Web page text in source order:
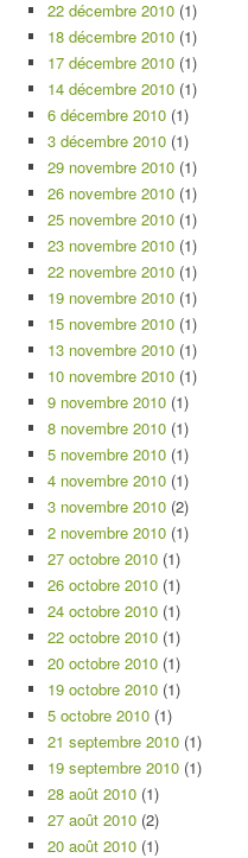
22 décembre 2010 (1)
18 décembre 2010 (1)
17 décembre 2010 (1)
14 décembre 2010 (1)
6 décembre 2010 (1)
3 décembre 2010 (1)
29 novembre 2010 (1)
26 novembre 2010 (1)
25 novembre 2010 (1)
23 novembre 2010 (1)
22 novembre 2010 (1)
19 novembre 2010 (1)
15 novembre 2010 (1)
13 novembre 2010 (1)
10 novembre 2010 (1)
9 novembre 2010 (1)
8 novembre 2010 (1)
5 novembre 2010 (1)
4 novembre 2010 (1)
3 novembre 2010 (2)
2 novembre 2010 (1)
27 octobre 2010 (1)
26 octobre 2010 (1)
24 octobre 2010 (1)
22 octobre 2010 (1)
20 octobre 2010 (1)
19 octobre 2010 (1)
5 octobre 2010 (1)
21 septembre 2010 (1)
19 septembre 2010 (1)
28 août 2010 (1)
27 août 2010 (2)
20 août 2010 (1)